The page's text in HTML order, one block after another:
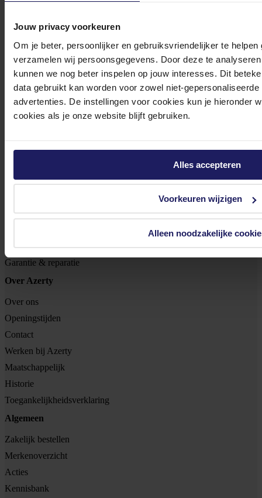
Jouw privacy voorkeuren
Om je beter, persoonlijker en gebruiksvriendelijker te
verzamelen wij persoonsgegevens. Door deze te
kunnen we nog beter inspelen op jouw interesses. Dit
data gebruikt kan worden voor zowel niet-
advertenties. De instellingen voor cookies kun je hieronder
cookies als je onze website blijft gebruiken.
Alles accepteren
Voorkeuren wijzigen
Alleen noodzakelijke
Meld je aan
Footer
Tjalkstraat 4b
8102 HG Raalte
Klantenservice
Betalen
Retouren
Garantie & reparatie
Over Azerty
Over ons
Openingstijden
Contact
Werken bij Azerty
Maatschappelijk
Historie
Toegankelijkheidsverklaring
Algemeen
Zakelijk bestellen
Merkenoverzicht
Acties
Kennisbank